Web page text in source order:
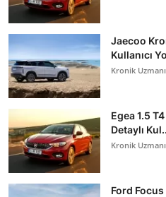
Jaecoo
Kullanıcı
Kronik Uzmanı
Egea 1.5
Detaylı
Kronik Uzmanı
Ford